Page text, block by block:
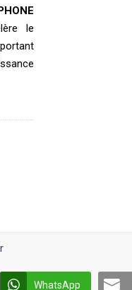
le
WhatsApp